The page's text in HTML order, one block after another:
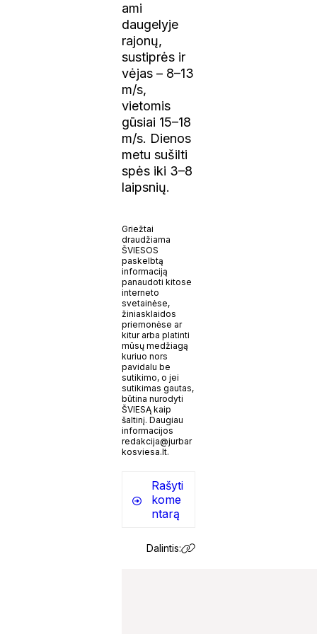
ami
daugelyje
rajonų,
sustiprės ir
vėjas – 8–13
m/s,
vietomis
gūsiai 15–18
m/s. Dienos
metu sušilti
spės iki 3–8
laipsnių.
Griežtai
draudžiama
ŠVIESOS
paskelbtą
informaciją
panaudoti kitose
interneto
svetainėse,
žiniasklaidos
priemonėse ar
kitur arba platinti
mūsų medžiagą
kuriuo nors
pavidalu be
sutikimo, o jei
sutikimas gautas,
būtina nurodyti
ŠVIESĄ kaip
šaltinį. Daugiau
informacijos
redakcija@jurbar
kosviesa.lt.
Rašyti
kome
ntarą
Dalintis: